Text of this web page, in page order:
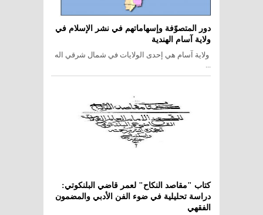
دور المتصوّفة وإسهاماتهم في نشر الإسلام في
ولاية آسام الهندية
ولاية آسام هي إحدى الولايات في شمال شرقي اله
...
كتاب "مقاصد النكاح" لعمر قاضي البلنكوتي:
دراسة تحليلية في ضوء الفن الأدبي والمضمون
الفقهي